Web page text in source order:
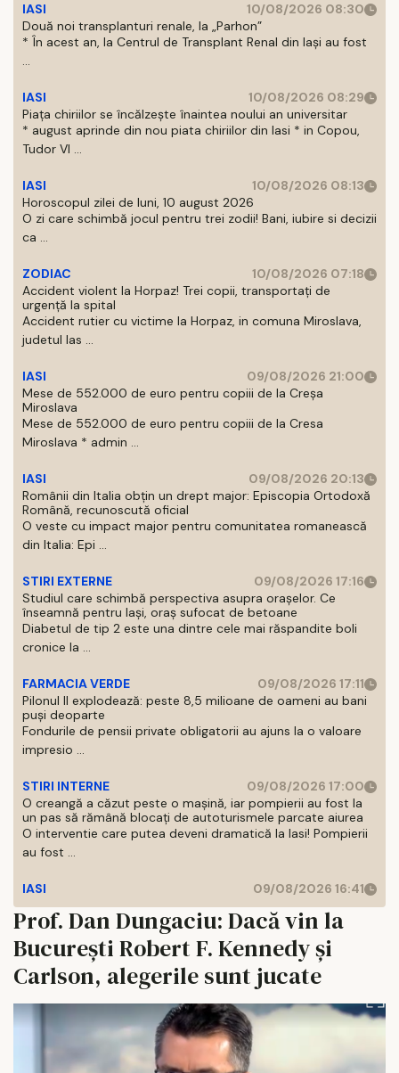
IASI
10/08/2026 08:30
Două noi transplanturi renale, la „Parhon”
* În acest an, la Centrul de Transplant Renal din Iaşi au fost
...
IASI
10/08/2026 08:29
Piața chiriilor se încălzește înaintea noului an universitar
* august aprinde din nou piata chiriilor din Iasi * in Copou,
Tudor Vl ...
IASI
10/08/2026 08:13
Horoscopul zilei de luni, 10 august 2026
O zi care schimbă jocul pentru trei zodii! Bani, iubire si decizii
ca ...
ZODIAC
10/08/2026 07:18
Accident violent la Horpaz! Trei copii, transportați de
urgență la spital
Accident rutier cu victime la Horpaz, in comuna Miroslava,
judetul Ias ...
IASI
09/08/2026 21:00
Mese de 552.000 de euro pentru copiii de la Creșa
Miroslava
Mese de 552.000 de euro pentru copiii de la Cresa
Miroslava * admin ...
IASI
09/08/2026 20:13
Românii din Italia obțin un drept major: Episcopia Ortodoxă
Română, recunoscută oficial
O veste cu impact major pentru comunitatea romanească
din Italia: Epi ...
STIRI EXTERNE
09/08/2026 17:16
Studiul care schimbă perspectiva asupra orașelor. Ce
înseamnă pentru Iași, oraș sufocat de betoane
Diabetul de tip 2 este una dintre cele mai răspandite boli
cronice la ...
FARMACIA VERDE
09/08/2026 17:11
Pilonul II explodează: peste 8,5 milioane de oameni au bani
puși deoparte
Fondurile de pensii private obligatorii au ajuns la o valoare
impresio ...
STIRI INTERNE
09/08/2026 17:00
O creangă a căzut peste o mașină, iar pompierii au fost la
un pas să rămână blocați de autoturismele parcate aiurea
O interventie care putea deveni dramatică la Iasi! Pompierii
au fost ...
IASI 09/08/2026 16:41
Prof. Dan Dungaciu: Dacă vin la
București Robert F. Kennedy și
Carlson, alegerile sunt jucate